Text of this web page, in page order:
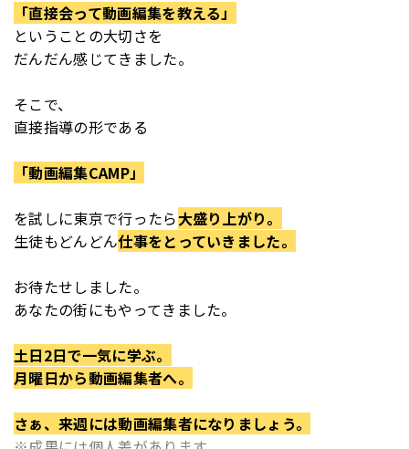
「直接会って動画編集を教える」
ということの大切さを
だんだん感じてきました。
そこで、
直接指導の形である
「動画編集CAMP」
を試しに東京で行ったら大盛り上がり。
生徒もどんどん仕事をとっていきました。
お待たせしました。
あなたの街にもやってきました。
土日2日で一気に学ぶ。
月曜日から動画編集者へ。
さぁ、来週には動画編集者になりましょう。